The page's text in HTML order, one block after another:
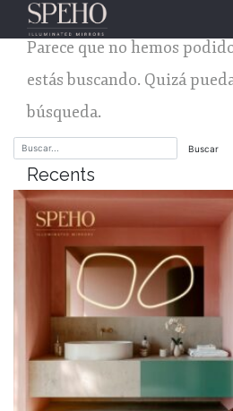
No se ha
Parece que no hemos
estás buscando. Quizá
búsqueda.
Recents